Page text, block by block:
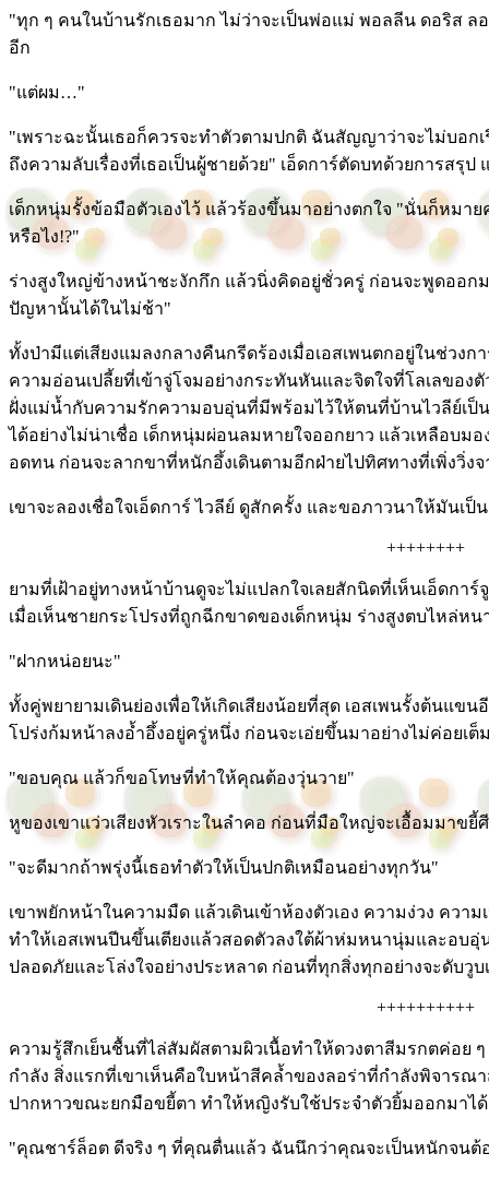
"ทุก ๆ คนในบ้านรักเธอมาก ไม่ว่าจะเป็นพ่อแม่ พอลลีน ดอริส ล
อีก
"แต่ผม…"
"เพราะฉะนั้นเธอก็ควรจะทำตัวตามปกติ ฉันสัญญาว่าจะไม่บอก
ถึงความลับเรื่องที่เธอเป็นผู้ชายด้วย" เอ็ดการ์ตัดบทด้วยการสรุป
เด็กหนุ่มรั้งข้อมือตัวเองไว้ แล้วร้องขึ้นมาอย่างตกใจ "นั่นก็หมา
หรือไง!?"
ร่างสูงใหญ่ข้างหน้าชะงักกึก แล้วนิ่งคิดอยู่ชั่วครู่ ก่อนจะพูดออก
ปัญหานั้นได้ในไม่ช้า"
ทั้งป่ามีแต่เสียงแมลงกลางคืนกรีดร้องเมื่อเอสเพนตกอยู่ในช่วง
ความอ่อนเปลี้ยที่เข้าจู่โจมอย่างกระทันหันและจิตใจที่โลเลขอ
ฝั่งแม่น้ำกับความรักความอบอุ่นที่มีพร้อมไว้ให้ตนที่บ้านไวลีย์เป็
ได้อย่างไม่น่าเชื่อ เด็กหนุ่มผ่อนลมหายใจออกยาว แล้วเหลือบม
อดทน ก่อนจะลากขาที่หนักอึ้งเดินตามอีกฝ่ายไปทิศทางที่เพิ่งวิ่งจ
เขาจะลองเชื่อใจเอ็ดการ์ ไวลีย์ ดูสักครั้ง และขอภาวนาให้มันเ
++++++++
ยามที่เฝ้าอยู่ทางหน้าบ้านดูจะไม่แปลกใจเลยสักนิดที่เห็นเอ็ดกา
เมื่อเห็นชายกระโปรงที่ถูกฉีกขาดของเด็กหนุ่ม ร่างสูงตบไหล่ห
"ฝากหน่อยนะ"
ทั้งคู่พยายามเดินย่องเพื่อให้เกิดเสียงน้อยที่สุด เอสเพนรั้งต้นแข
โปร่งก้มหน้าลงอ้ำอึ้งอยู่ครู่หนึ่ง ก่อนจะเอ่ยขึ้นมาอย่างไม่ค่อยเต็
"ขอบคุณ แล้วก็ขอโทษที่ทำให้คุณต้องวุ่นวาย"
หูของเขาแว่วเสียงหัวเราะในลำคอ ก่อนที่มือใหญ่จะเอื้อมมาขยี้
"จะดีมากถ้าพรุ่งนี้เธอทำตัวให้เป็นปกติเหมือนอย่างทุกวัน"
เขาพยักหน้าในความมืด แล้วเดินเข้าห้องตัวเอง ความง่วง คว
ทำให้เอสเพนปีนขึ้นเตียงแล้วสอดตัวลงใต้ผ้าห่มหนานุ่มและอบ
ปลอดภัยและโล่งใจอย่างประหลาด ก่อนที่ทุกสิ่งทุกอย่างจะดับวูบ
++++++++++
ความรู้สึกเย็นชื้นที่ไล่สัมผัสตามผิวเนื้อทำให้ดวงตาสีมรกตค่อย
กำลัง สิ่งแรกที่เขาเห็นคือใบหน้าสีคล้ำของลอร่าที่กำลังพิจารณา
ปากหาวขณะยกมือขยี้ตา ทำให้หญิงรับใช้ประจำตัวยิ้มออกมาไ
"คุณชาร์ล็อต ดีจริง ๆ ที่คุณตื่นแล้ว ฉันนึกว่าคุณจะเป็นหนักจนต้